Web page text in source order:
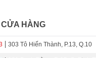
CỬA HÀNG
303 Tô Hiến Thành, P.13, Q.10